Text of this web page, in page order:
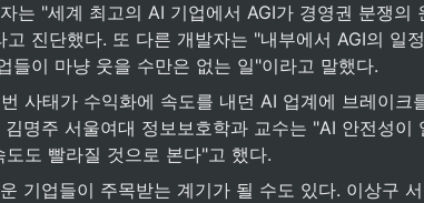
는 "세계 최고의 AI 기업에서 AGI가 경영권 분쟁
고 진단했다. 또 다른 개발자는 "내부에서 AGI의
들이 마냥 웃을 수만은 없는 일"이라고 말했다.
사태가 수익화에 속도를 내던 AI 업계에 브레이
명주 서울여대 정보보호학과 교수는 "AI 안전성
도 빨라질 것으로 본다"고 했다.
기업들이 주목받는 계기가 될 수도 있다. 이상구